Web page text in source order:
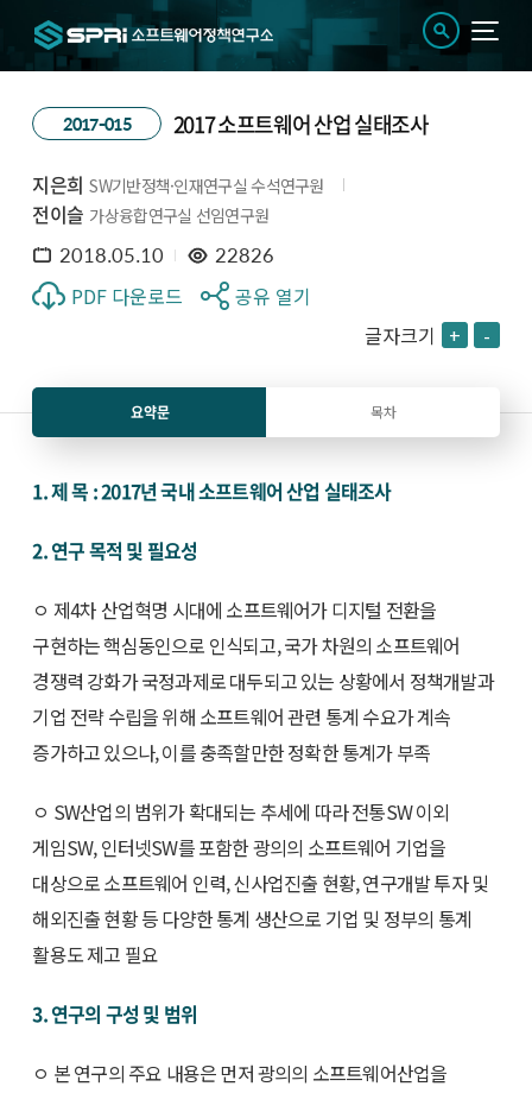
2017-015 2017 소프트웨어 산업 실태조사
지은희 SW기반정책·인재연구실 수석연구원
전이슬 가상융합연구실 선임연구원
2018.05.10 22826
PDF 다운로드
공유 열기
글자크기 + -
요약문 목차
1. 제 목 : 2017년 국내 소프트웨어 산업 실태조사
2. 연구 목적 및 필요성
ㅇ 제4차 산업혁명 시대에 소프트웨어가 디지털 전환을
구현하는 핵심동인으로 인식되고, 국가 차원의 소프트웨어
경쟁력 강화가 국정과제로 대두되고 있는 상황에서 정책개발과
기업 전략 수립을 위해 소프트웨어 관련 통계 수요가 계속
증가하고 있으나, 이를 충족할만한 정확한 통계가 부족
ㅇ SW산업의 범위가 확대되는 추세에 따라 전통SW 이외
게임SW, 인터넷SW를 포함한 광의의 소프트웨어 기업을
대상으로 소프트웨어 인력, 신사업진출 현황, 연구개발 투자 및
해외진출 현황 등 다양한 통계 생산으로 기업 및 정부의 통계
활용도 제고 필요
3. 연구의 구성 및 범위
ㅇ 본 연구의 주요 내용은 먼저 광의의 소프트웨어산업을